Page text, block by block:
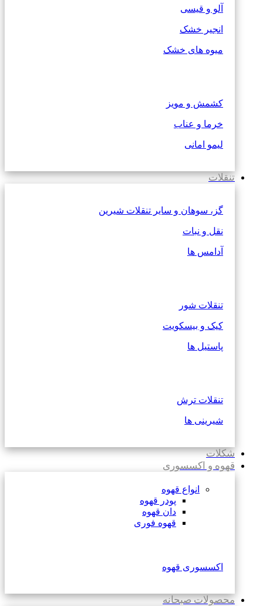
آلو و قیسی
انجیر خشک
میوه های خشک
کشمش و مویز
خرما و عناب
لیمو امانی
تنقلات
گز، سوهان و سایر تنقلات شیرین
نقل و نبات
آدامس ها
تنقلات شور
کیک و بیسکویت
پاستیل ها
تنقلات ترش
شیرینی ها
شکلات
قهوه و اکسسوری
انواع قهوه
پودر قهوه
دان قهوه
قهوه فوری
اکسسوری قهوه
محصولات صبحانه